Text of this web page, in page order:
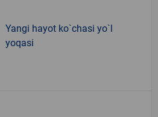
Yangi hayot ko`chasi yo`l
yoqasi